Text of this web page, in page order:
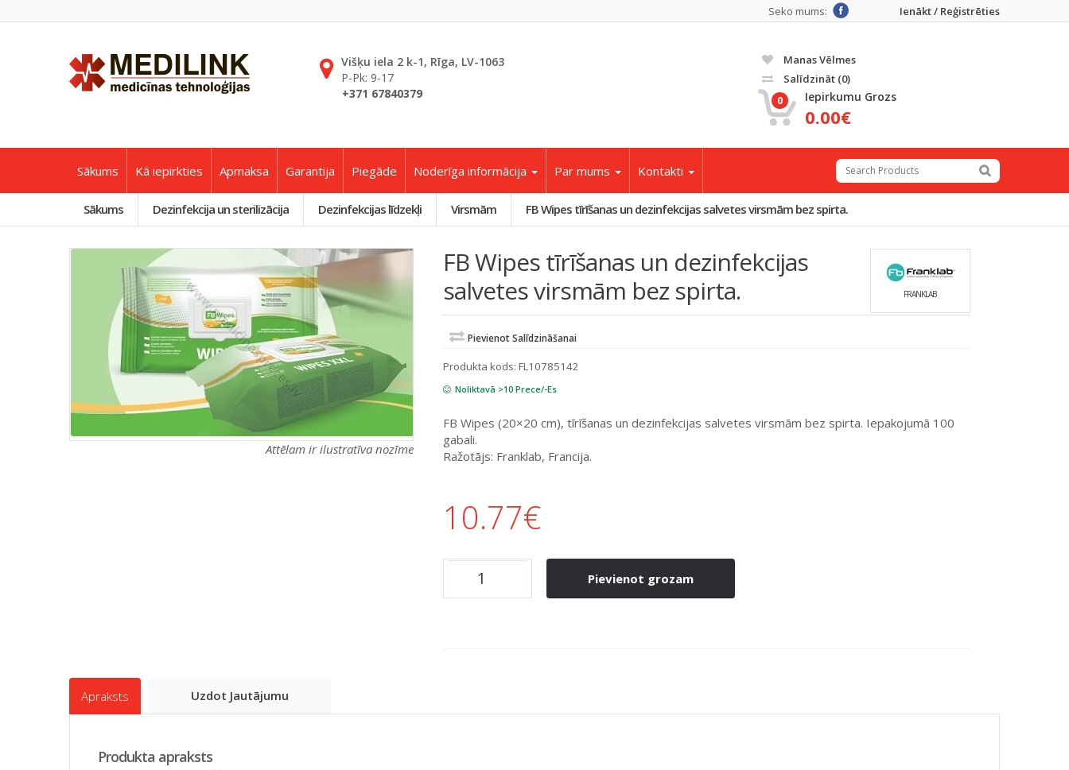
Ienākt / Reģistrēties
Seko mums:
Višķu iela 2 k-1, Rīga, LV-1063
P-Pk: 9-17
+371 67840379
Manas Vēlmes
Salīdzināt (0)
0 Iepirkumu Grozs
0.00€
Sākums Kā iepirkties Apmaksa Garantija Piegāde Noderīga informācija Par mums Kontakti
Sākums Dezinfekcija un sterilizācija Dezinfekcijas līdzekļi Virsmām FB Wipes tīrīšanas un dezinfekcijas salvetes virsmām bez spirta.
Attēlam ir ilustratīva nozīme
FB Wipes tīrīšanas un dezinfekcijas
salvetes virsmām bez spirta.
FRANKLAB
Pievienot Salīdzināšanai
Produkta kods: FL10785142
Noliktavā >10 Prece/-Es
FB Wipes (20×20 cm), tīrīšanas un dezinfekcijas salvetes virsmām bez spirta. Iepakojumā 100
gabali.
Ražotājs: Franklab, Francija.
10.77€
Pievienot grozam
Apraksts Uzdot Jautājumu
Produkta apraksts